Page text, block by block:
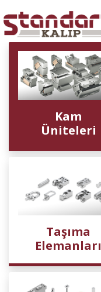
Kam
Üniteleri
Taşıma
Elemanları